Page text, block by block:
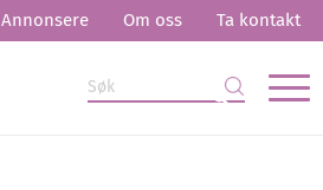
Annonsere Om oss Ta kontakt